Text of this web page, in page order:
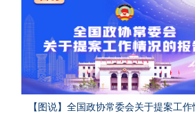
【图说】全国政协常委会关于提案工作